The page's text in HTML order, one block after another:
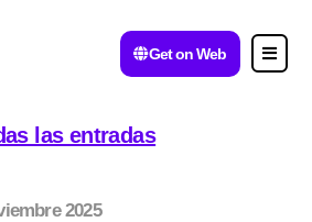
Get on Web
las entradas
2025